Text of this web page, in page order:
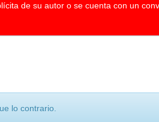
de su autor o se cuenta con un
lo contrario.